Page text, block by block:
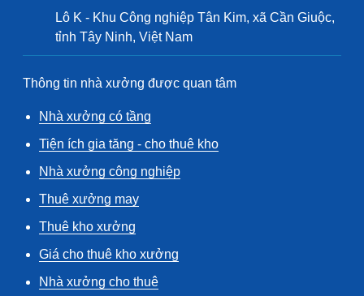
Lô K - Khu Công nghiệp Tân Kim, xã Cần Giuộc,
tỉnh Tây Ninh, Việt Nam
Thông tin nhà xưởng được quan tâm
Nhà xưởng có tầng
Tiện ích gia tăng - cho thuê kho
Nhà xưởng công nghiệp
Thuê xưởng may
Thuê kho xưởng
Giá cho thuê kho xưởng
Nhà xưởng cho thuê